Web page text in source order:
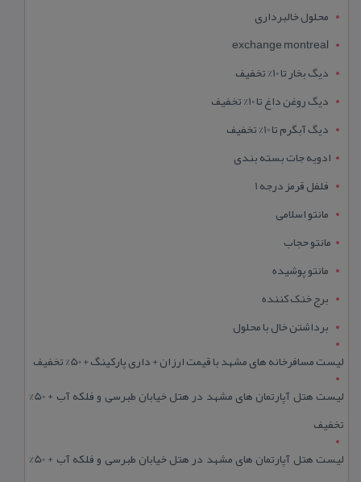
محلول خالبرداری
exchange montreal
دیگ بخار تا 10% تخفیف
دیگ روغن داغ تا 10% تخفیف
دیگ آبگرم تا 10% تخفیف
ادویه جات بسته بندی
فلفل قرمز درجه 1
مانتو اسلامی
مانتو حجاب
مانتو پوشیده
برج خنک کننده
برداشتن خال با محلول
لیست مسافرخانه های مشهد با قیمت ارزان + داری پارکینگ + 50% تخفیف
لیست هتل آپارتمان های مشهد در هتل خیابان طبرسی و فلکه آب + 50%
تخفیف
لیست هتل آپارتمان های مشهد در هتل خیابان طبرسی و فلکه آب + 50%